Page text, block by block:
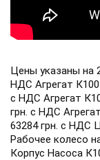
Цены указаны на
НДС Агрегат
с НДС Агрегат
грн. с НДС
63284 грн. с НДС
Рабочее колесо
Корпус Насоса